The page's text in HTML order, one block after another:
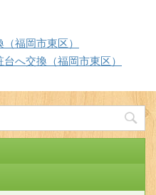
福岡市東区）
へ交換（福岡市東区）